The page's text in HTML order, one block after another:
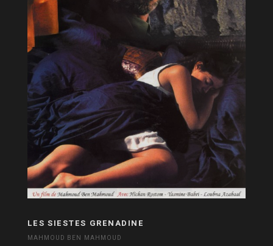
LES SIESTES GRENADINE
MAHMOUD BEN MAHMOUD